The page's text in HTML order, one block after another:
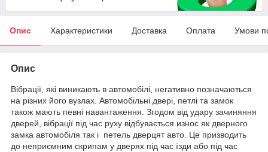
Опис Характеристики Доставка Оплата Умови
Опис
Вібрації, які виникають в автомобілі, негативно позначаються
на різних його вузлах. Автомобільні двері, петлі та замок
також мають певні навантаження. Згодом від удару зачиняння
дверей, вібрації під час руху відбувається износ як дверного
замка автомобіля так і петель дверцят авто. Це призводить
до неприємним скрипам у дверях під час їзди або під час